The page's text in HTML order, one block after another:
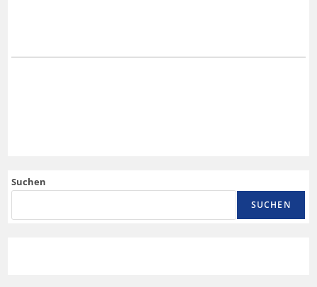
Suchen
SUCHEN